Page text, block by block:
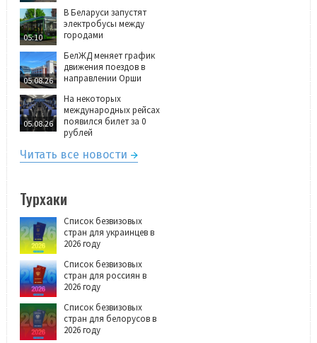
05:10
В Беларуси запустят
электробусы между
городами
05.08.26
БелЖД меняет график
движения поездов в
направлении Орши
05.08.26
На некоторых
международных рейсах
появился билет за 0
рублей
Читать все новости
Турхаки
Список безвизовых
стран для украинцев в
2026 году
Список безвизовых
стран для россиян в
2026 году
Список безвизовых
стран для белорусов в
2026 году